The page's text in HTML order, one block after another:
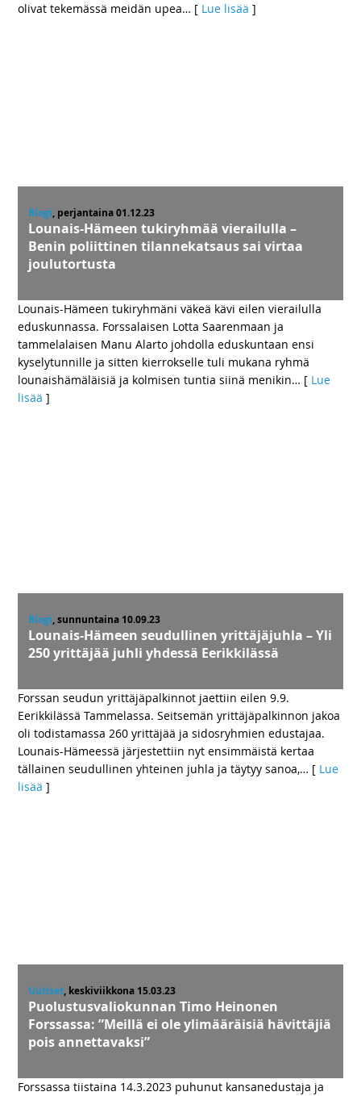
olivat tekemässä meidän upea… [ Lue lisää ]
Blogi, perjantaina 01.12.23
Lounais-Hämeen tukiryhmää vierailulla –
Benin poliittinen tilannekatsaus sai virtaa
joulutortusta
Lounais-Hämeen tukiryhmäni väkeä kävi eilen vierailulla
eduskunnassa. Forssalaisen Lotta Saarenmaan ja
tammelalaisen Manu Alarto johdolla eduskuntaan ensi
kyselytunnille ja sitten kierrokselle tuli mukana ryhmä
lounaishämäläisiä ja kolmisen tuntia siinä menikin… [ Lue
lisää ]
Blogi, sunnuntaina 10.09.23
Lounais-Hämeen seudullinen yrittäjäjuhla – Yli
250 yrittäjää juhli yhdessä Eerikkilässä
Forssan seudun yrittäjäpalkinnot jaettiin eilen 9.9.
Eerikkilässä Tammelassa. Seitsemän yrittäjäpalkinnon jakoa
oli todistamassa 260 yrittäjää ja sidosryhmien edustajaa.
Lounais-Hämeessä järjestettiin nyt ensimmäistä kertaa
tällainen seudullinen yhteinen juhla ja täytyy sanoa,… [ Lue
lisää ]
Uutiset, keskiviikkona 15.03.23
Puolustusvaliokunnan Timo Heinonen
Forssassa: ”Meillä ei ole ylimääräisiä hävittäjiä
pois annettavaksi”
Forssassa tiistaina 14.3.2023 puhunut kansanedustaja ja